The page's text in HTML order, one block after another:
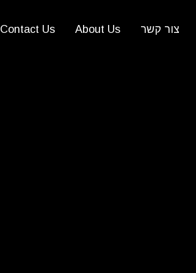
צור קשר About Us
Contact Us